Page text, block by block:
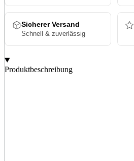
Sicherer Versand
Schnell & zuverlässig
Produktbeschreibung